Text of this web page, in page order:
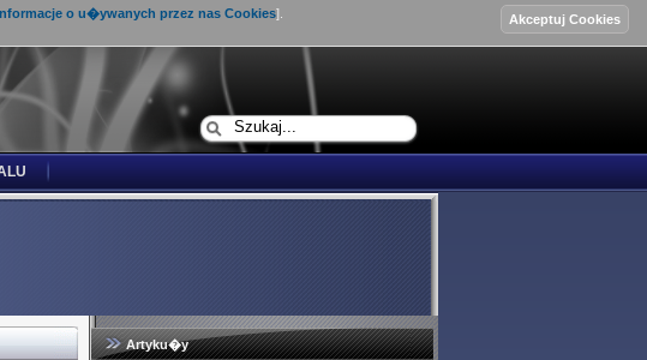
o u�ywanych przez nas Cookies].
Artyku�y